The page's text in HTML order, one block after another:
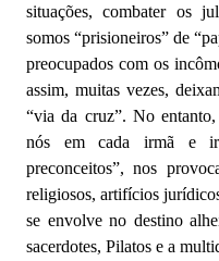
situações, combater os
somos “prisioneiros” de
preocupados com os
assim, muitas vezes,
“via da cruz”. No
nós em cada irmã e
preconceitos”, nos
religiosos, artifícios
se envolve no destino
sacerdotes, Pilatos e a